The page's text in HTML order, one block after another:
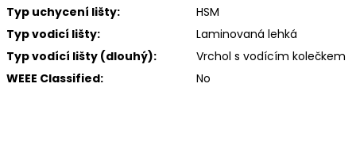
Typ uchycení lišty:
HSM
Typ vodicí lišty:
Laminovaná lehká
Typ vodící lišty (dlouhý):
Vrchol s vodícím kolečkem
WEEE Classified:
No